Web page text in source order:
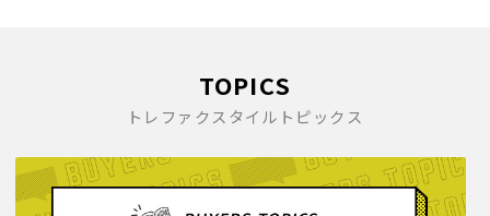
TOPICS
トレファクスタイルトピックス